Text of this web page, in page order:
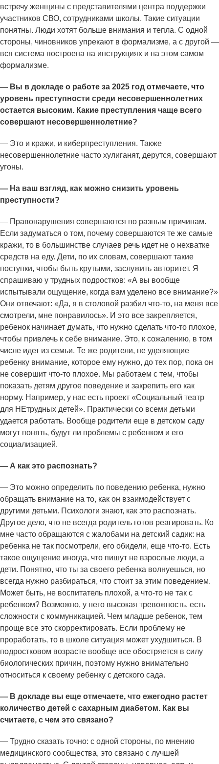
встречу женщины с представителями центра поддержки
участников СВО, сотрудниками школы. Такие ситуации
понятны. Люди хотят больше внимания и тепла. С одной
стороны, чиновников упрекают в формализме, а с другой —
вся система построена на инструкциях и на этом самом
формализме.
— Вы в докладе о работе за 2025 год отмечаете, что
уровень преступности среди несовершеннолетних
остается высоким. Какие преступления чаще всего
совершают несовершеннолетние?
— Это и кражи, и киберпреступления. Также
несовершеннолетние часто хулиганят, дерутся, совершают
угоны.
— На ваш взгляд, как можно снизить уровень
преступности?
— Правонарушения совершаются по разным причинам.
Если задуматься о том, почему совершаются те же самые
кражи, то в большинстве случаев речь идет не о нехватке
средств на еду. Дети, по их словам, совершают такие
поступки, чтобы быть крутыми, заслужить авторитет. Я
спрашиваю у трудных подростков: «А вы вообще
испытывали ощущение, когда вам уделено все внимание?»
Они отвечают: «Да, я в столовой разбил что-то, на меня все
смотрели, мне понравилось». И это все закрепляется,
ребенок начинает думать, что нужно сделать что-то плохое,
чтобы привлечь к себе внимание. Это, к сожалению, в том
числе идет из семьи. Те же родители, не уделяющие
ребенку внимание, которое ему нужно, до тех пор, пока он
не совершит что-то плохое. Мы работаем с тем, чтобы
показать детям другое поведение и закрепить его как
норму. Например, у нас есть проект «Социальный театр
для НЕтрудных детей». Практически со всеми детьми
удается работать. Вообще родители еще в детском саду
могут понять, будут ли проблемы с ребенком и его
социализацией.
— А как это распознать?
— Это можно определить по поведению ребенка, нужно
обращать внимание на то, как он взаимодействует с
другими детьми. Психологи знают, как это распознать.
Другое дело, что не всегда родитель готов реагировать. Ко
мне часто обращаются с жалобами на детский садик: на
ребенка не так посмотрели, его обидели, еще что-то. Есть
такое ощущение иногда, что пишут не взрослые люди, а
дети. Понятно, что ты за своего ребенка волнуешься, но
всегда нужно разбираться, что стоит за этим поведением.
Может быть, не воспитатель плохой, а что-то не так с
ребенком? Возможно, у него высокая тревожность, есть
сложности с коммуникацией. Чем младше ребенок, тем
проще все это скорректировать. Если проблему не
проработать, то в школе ситуация может ухудшиться. В
подростковом возрасте вообще все обостряется в силу
биологических причин, поэтому нужно внимательно
относиться к своему ребенку с детского сада.
— В докладе вы еще отмечаете, что ежегодно растет
количество детей с сахарным диабетом. Как вы
считаете, с чем это связано?
— Трудно сказать точно: с одной стороны, по мнению
медицинского сообщества, это связано с лучшей